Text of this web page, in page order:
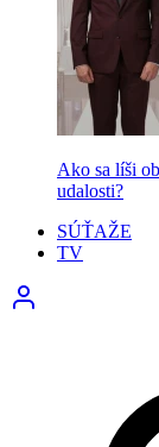
Ako sa líši
udalosti?
SÚŤAŽE
TV